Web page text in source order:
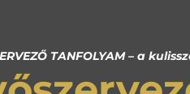
TANFOLYAM – a